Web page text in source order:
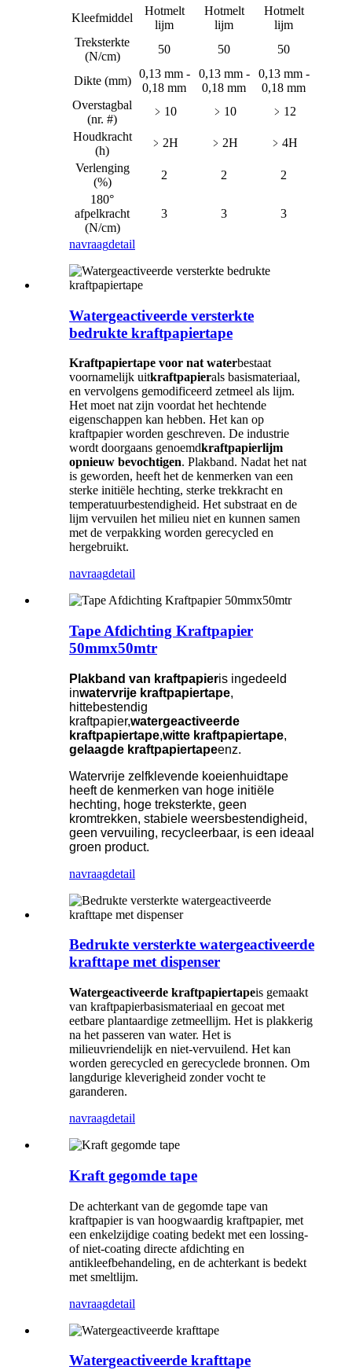
Kleefmiddel
Hotmelt
lijm
Hotmelt
lijm
Hotmelt
lijm
Treksterkte
(N/cm)
50 50 50
Dikte (mm)
0,13 mm -
0,18 mm
0,13 mm -
0,18 mm
0,13 mm -
0,18 mm
Overstagbal
(nr. #)
﹥10 ﹥10
﹥12
Houdkracht
(h)
﹥2H ﹥2H
﹥4H
Verlenging
(%)
2 2
2
180°
afpelkracht
(N/cm)
3 3 3
navraagdetail
Watergeactiveerde versterkte
bedrukte kraftpapiertape
Kraftpapiertape voor nat waterbestaat
voornamelijk uitkraftpapierals basismateriaal,
en vervolgens gemodificeerd zetmeel als lijm.
Het moet nat zijn voordat het hechtende
eigenschappen kan hebben. Het kan op
kraftpapier worden geschreven. De industrie
wordt doorgaans genoemdkraftpapierlijm
opnieuw bevochtigen. Plakband. Nadat het nat
is geworden, heeft het de kenmerken van een
sterke initiële hechting, sterke trekkracht en
temperatuurbestendigheid. Het substraat en de
lijm vervuilen het milieu niet en kunnen samen
met de verpakking worden gerecycled en
hergebruikt.
navraagdetail
Tape Afdichting Kraftpapier
50mmx50mtr
Plakband van kraftpapieris ingedeeld
inwatervrije kraftpapiertape,
hittebestendig
kraftpapier,watergeactiveerde
kraftpapiertape,witte kraftpapiertape,
gelaagde kraftpapiertapeenz.
Watervrije zelfklevende koeienhuidtape
heeft de kenmerken van hoge initiële
hechting, hoge treksterkte, geen
kromtrekken, stabiele weersbestendigheid,
geen vervuiling, recycleerbaar, is een ideaal
groen product.
navraagdetail
Bedrukte versterkte watergeactiveerde
krafttape met dispenser
Watergeactiveerde kraftpapiertapeis gemaakt
van kraftpapierbasismateriaal en gecoat met
eetbare plantaardige zetmeellijm. Het is plakkerig
na het passeren van water. Het is
milieuvriendelijk en niet-vervuilend. Het kan
worden gerecycled en gerecyclede bronnen. Om
langdurige kleverigheid zonder vocht te
garanderen.
navraagdetail
Kraft gegomde tape
De achterkant van de gegomde tape van
kraftpapier is van hoogwaardig kraftpapier, met
een enkelzijdige coating bedekt met een lossing-
of niet-coating directe afdichting en
antikleefbehandeling, en de achterkant is bedekt
met smeltlijm.
navraagdetail
Watergeactiveerde krafttape